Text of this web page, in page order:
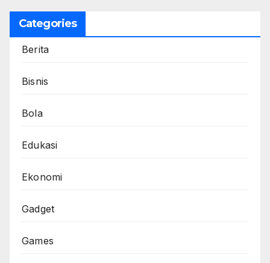
Categories
Berita
Bisnis
Bola
Edukasi
Ekonomi
Gadget
Games